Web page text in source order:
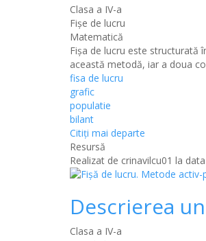
Clasa a IV-a
Fișe de lucru
Matematică
Fişa de lucru este structurată
această metodă, iar a doua
fisa de lucru
grafic
populatie
bilant
Citiţi mai departe
Resursă
Realizat de crinavilcu01 la
Descrierea
Clasa a IV-a